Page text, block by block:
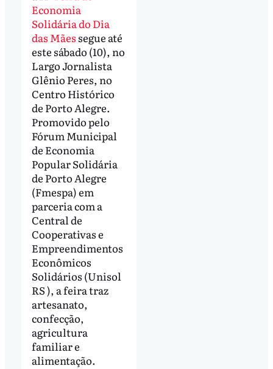
Economia
Solidária do Dia
das Mães segue até
este sábado (10), no
Largo Jornalista
Glênio Peres, no
Centro Histórico
de Porto Alegre.
Promovido pelo
Fórum Municipal
de Economia
Popular Solidária
de Porto Alegre
(Fmespa) em
parceria com a
Central de
Cooperativas e
Empreendimentos
Econômicos
Solidários (Unisol
RS ), a feira traz
artesanato,
confecção,
agricultura
familiar e
alimentação.